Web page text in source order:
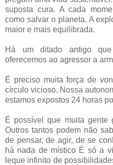
suposta cura. A cada
como salvar o planeta. A
maior e mais equilibrada.
Há um ditado antigo
oferecemos ao agressor a
É preciso muita força de
círculo vicioso. Nossa
estamos expostos 24 horas
É possível que muita gente
Outros tantos podem não
de pensar, de agir, de se
há nada de místico É só a
leque infinito de